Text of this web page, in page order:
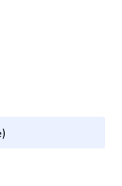
san pwoblèm
w konekte sou sit